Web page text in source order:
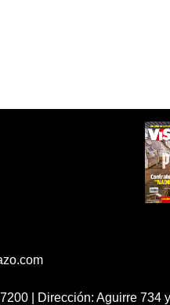
| Dirección: Aguirre 734